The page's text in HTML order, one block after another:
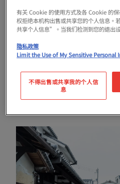
從大阪阿倍野橋站搭乘近
車約30分鐘後，經過敦田
您會看到一個寫著「地奈
便是地奈町，這裡街道保
遍布著各式各樣的特色店鋪
有关 Cookie 的使用方式及各 Cookie 的
权拒绝本机构出售或共享您的个人信息
共享个人信息”。当我们检测到您的退出
隐私政策
Limit the Use of My Sensitive Personal
不得出售或共享我的个人信
息